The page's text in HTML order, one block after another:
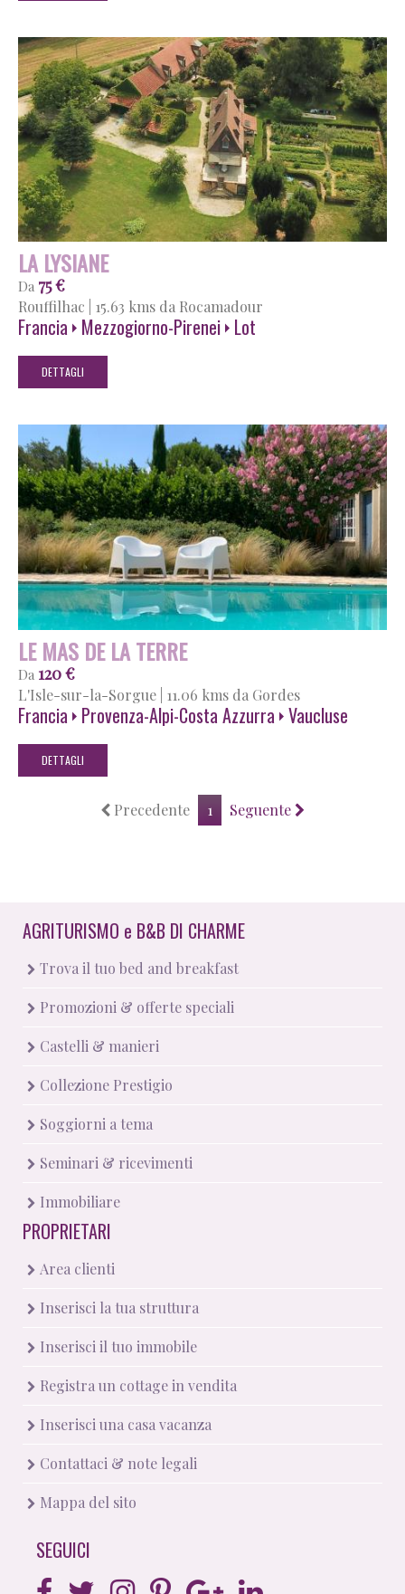
LA LYSIANE
Da 75 €
Rouffilhac 15.63 kms da Rocamadour
Francia Mezzogiorno-Pirenei Lot
DETTAGLI
LE MAS DE LA TERRE
Da 120 €
L'Isle-sur-la-Sorgue 11.06 kms da Gordes
Francia Provenza-Alpi-Costa Azzurra Vaucluse
DETTAGLI
Precedente 1 Seguente
AGRITURISMO e B&B DI CHARME
Trova il tuo bed and breakfast
Promozioni & offerte speciali
Castelli & manieri
Collezione Prestigio
Soggiorni a tema
Seminari & ricevimenti
Immobiliare
PROPRIETARI
Area clienti
Inserisci la tua struttura
Inserisci il tuo immobile
Registra un cottage in vendita
Inserisci una casa vacanza
Contattaci & note legali
Mappa del sito
SEGUICI